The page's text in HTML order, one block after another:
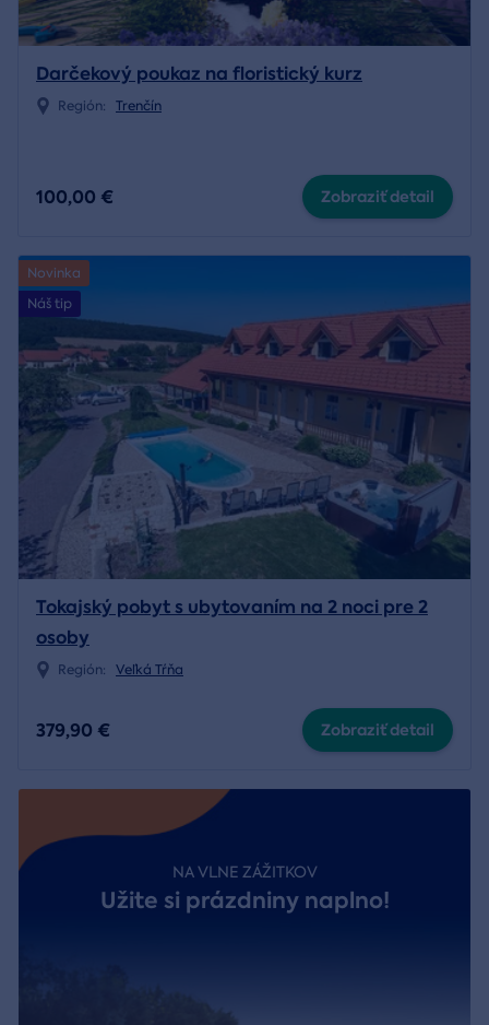
Darčekový poukaz na floristický kurz
Región: Trenčín
100,00 € Zobraziť detail
Novinka
Náš tip
Tokajský pobyt s ubytovaním na 2 noci pre 2
osoby
Región: Veľká Tŕňa
379,90 € Zobraziť detail
NA VLNE ZÁŽITKOV
Užite si prázdniny naplno!